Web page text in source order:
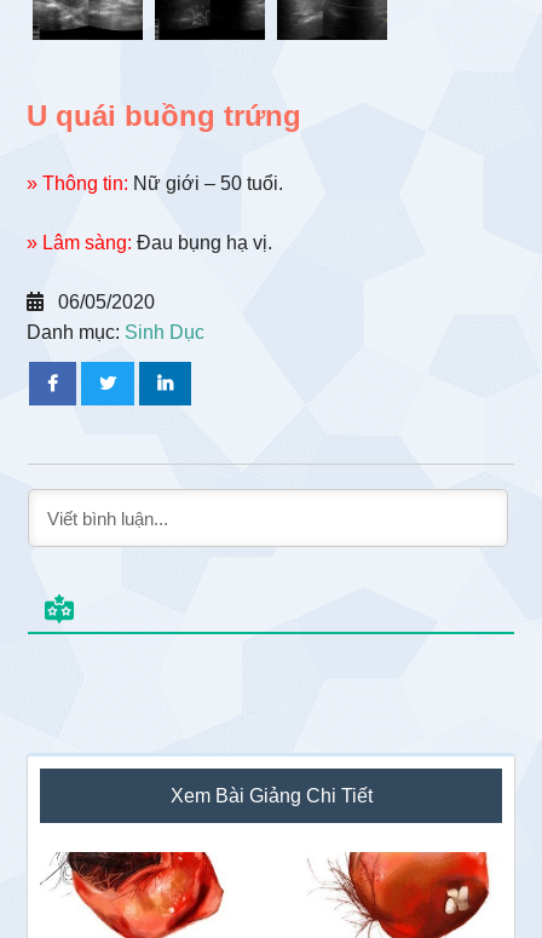
U quái buồng trứng
» Thông tin: Nữ giới – 50 tuổi.
» Lâm sàng: Đau bụng hạ vị.
06/05/2020
Danh mục: Sinh Dục
Sidebar
chính
Xem Bài Giảng Chi Tiết